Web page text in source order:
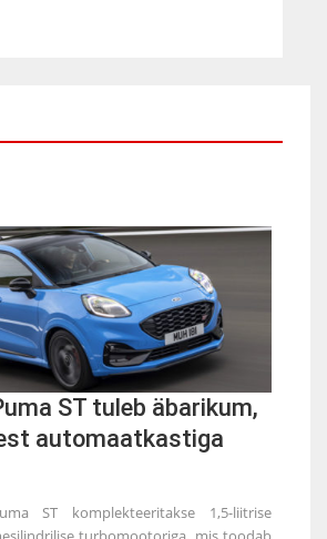
ST tuleb äbarikum,
automaatkastiga
ST komplekteeritakse 1,5-liitrise